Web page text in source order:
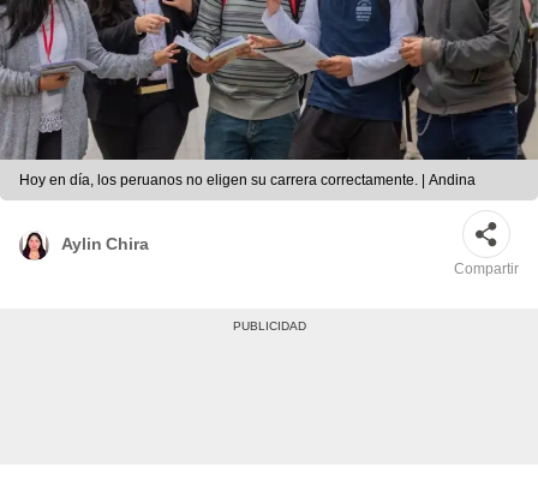
Hoy en día, los peruanos no eligen su carrera correctamente. | Andina
Aylin Chira
Compartir